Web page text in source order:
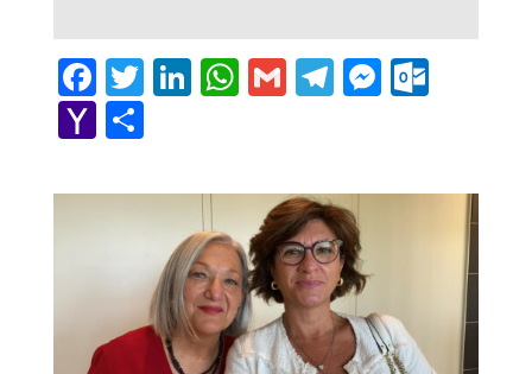
F
a
c
e
b
o
k
T
w
itt
er
Li
e
dI
n
W
s
A
p
p
G
l
T
gr
a
m
M
e
er
O
o
k.
m
Y
h
o
M
ai
C
n
di
vi
di